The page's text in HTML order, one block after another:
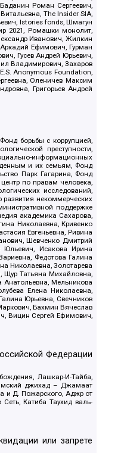
Роман Сергеевич,
The Insider SIA,
Istories fonds, Шмагун
2021, Ромашки монолит,
Иванович, Жилкин
Ефимович, Гурман
Гусев Андрей Юрьевич,
Владимирович, Захаров
Anonymous Foundation,
Оленичев Максим
Григорьев Андрей
борьбы с коррупцией,
преступности,
информационных
и их семьям, Фонд
Парк Гагарина, Фонд
по правам человека,
исследований,
некоммерческих
поддержке
академика Сахарова,
Николаевна, Кривенко
Евгеньевна, Ривина
Шевченко Дмитрий
Юльевич, Исакова Ирина
Федотова Галина
Николаевна, Золотарева
Щур Татьяна Михайловна,
Мельникова
Елена Николаевна,
Юрьевна, Свечников
Бахмин Вячеслав
Вицин Сергей Ефимович,
Федерации
Лашкар-И-Тайба,
джихад – Джамаат
и Д. Пожарского, Аджр от
Катиба Таухид валь-
или запрете